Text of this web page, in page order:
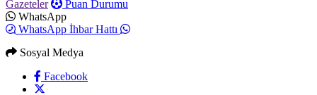
Gazeteler
Puan Durumu
WhatsApp
WhatsApp İhbar Hattı
Sosyal Medya
Facebook